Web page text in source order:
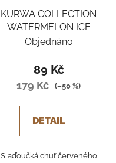
KURWA COLLECTION
WATERMELON ICE
Objednáno
89 Kč
179 Kč (–50 %)
DETAIL
Slaďoučká chuť červeného